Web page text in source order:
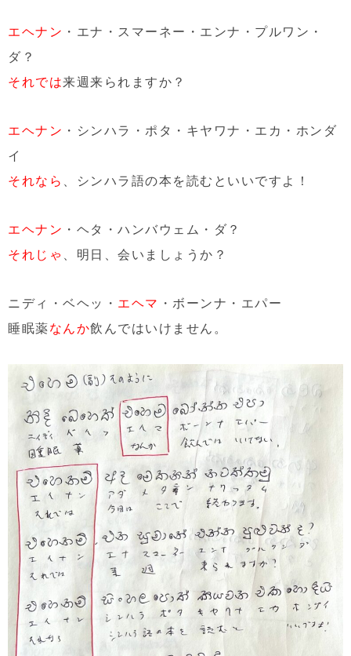
エヘナン ・エナ・スマーネー・エンナ・プルワン・
ダ？
それでは来週来られますか？
エヘナン ・シンハラ・ポタ・キヤワナ・エカ・ホンダ
イ
それなら 、シンハラ語の本を読むといいですよ！
エヘナン ・ヘタ・ハンバウェム・ダ？
それじゃ 、明日、会いましょうか？
ニディ・ベヘッ・ エヘマ ・ボーンナ・エパー
睡眠薬なんか飲んではいけません。